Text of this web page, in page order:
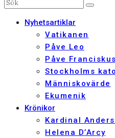
Nyhetsartiklar
Vatikanen
Påve Leo
Påve Franciskus
Stockholms
Människovärde
Ekumenik
Krönikor
Kardinal
Helena D’Arcy